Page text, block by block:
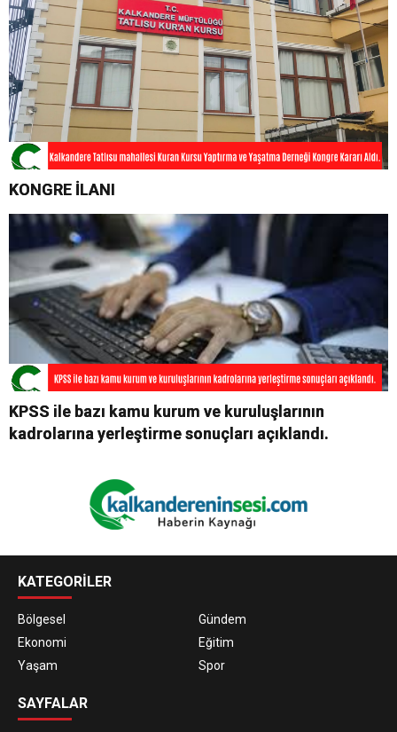
KONGRE İLANI
KPSS ile bazı kamu kurum ve kuruluşlarının
kadrolarına yerleştirme sonuçları açıklandı.
KATEGORİLER
Bölgesel
Gündem
Ekonomi
Eğitim
Yaşam
Spor
SAYFALAR